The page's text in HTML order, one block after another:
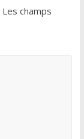
Les champs